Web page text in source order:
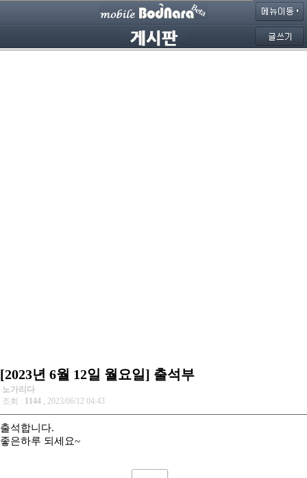
[2023년 6월 12일 월요일] 출석부
노가리다
조회 : 1144 , 2023/06/12 04:43
출석합니다.
좋은하루 되세요~